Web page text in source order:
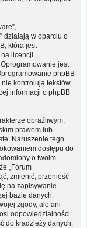
działają w oparciu o
która jest
licencji „
Oprogramowanie jest
phpBB
nie kontrolują tekstów
informacji o phpBB
obraźliwym,
prawem lub
Naruszenie tego
dostępu do
o twoim
„Forum
zmienić, przenieść
na zapisywanie
bazie danych.
zgody, ale ani
odpowiedzialności
do kradzieży danych.